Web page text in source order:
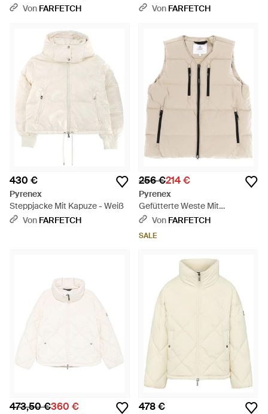
Von FARFETCH
Von FARFETCH
430 €
Pyrenex
Steppjacke Mit Kapuze - Weiß
Von FARFETCH
256 €214 €
Pyrenex
Gefütterte Weste Mit
Reißverschluss - Natur
Von FARFETCH
SALE
473,50 €360 € 478 €